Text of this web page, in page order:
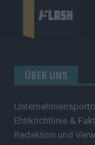
ÜBER UNS
Ehtikrichtlinie &
Redaktion und